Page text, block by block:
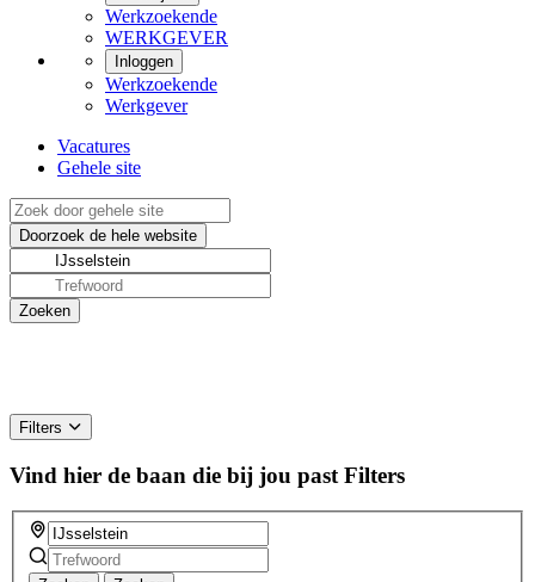
Werkzoekende
WERKGEVER
Inloggen
Werkzoekende
Werkgever
Vacatures
Gehele site
Filters
Vind hier de baan die bij jou past Filters